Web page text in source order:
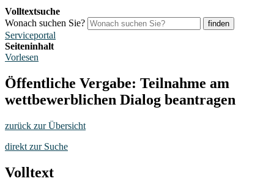
Volltextsuche
Wonach suchen Sie?
finden
Serviceportal
Seiteninhalt
Vorlesen
Öffentliche Vergabe: Teilnahme am
wettbewerblichen Dialog beantragen
zurück zur Übersicht
direkt zur Suche
Volltext